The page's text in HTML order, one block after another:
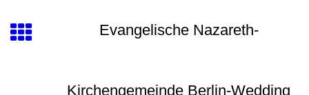
Evangelische Nazareth-
Kirchengemeinde Berlin-Wedding